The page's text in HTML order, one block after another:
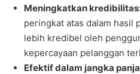
Meningkatkan
peringkat atas dalam hasil
lebih kredibel oleh
kepercayaan pelanggan
Efektif dalam jangka